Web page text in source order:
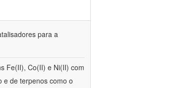
para a
Fe(II), Co(II) e Ni(II) com
e de terpenos como o